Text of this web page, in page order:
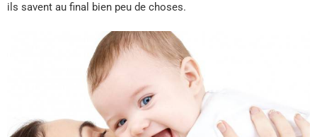
ils savent au final bien peu de choses.